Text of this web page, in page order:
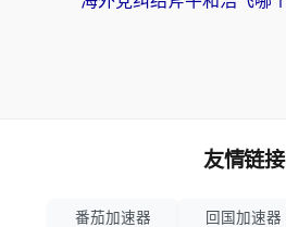
友情链接
番茄加速器 回国加速器